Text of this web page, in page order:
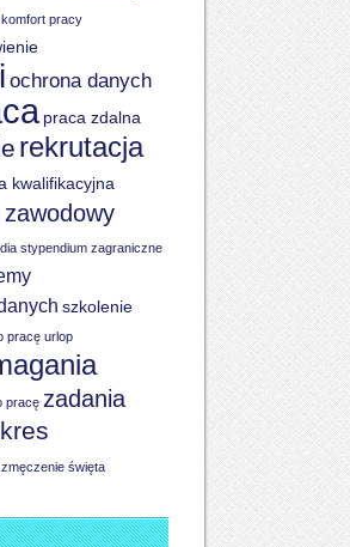
komfort pracy
ochrona danych
praca zdalna
rekrutacja
kwalifikacyjna
stypendium zagraniczne
szkolenie
pracę urlop
pracę zadania
zmęczenie święta